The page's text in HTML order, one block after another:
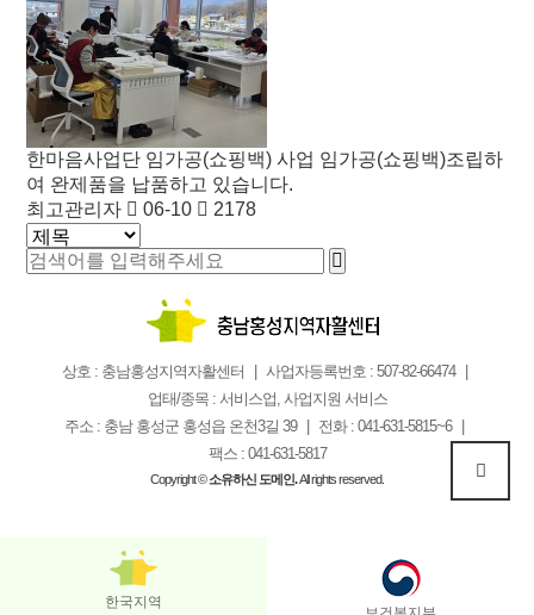
한마음사업단 임가공(쇼핑백) 사업 임가공(쇼핑백)조립하
여 완제품을 납품하고 있습니다.
최고관리자
06-10 2178
한국지역
상호 : 충남홍성지역자활센터
사업자등록번호 : 507-82-66474
업태/종목 : 서비스업, 사업지원 서비스
주소 : 충남 홍성군 홍성읍 온천3길 39
전화 : 041-631-5815~6
팩스 : 041-631-5817
Copyright ©소유하신 도메인.All rights reserved.